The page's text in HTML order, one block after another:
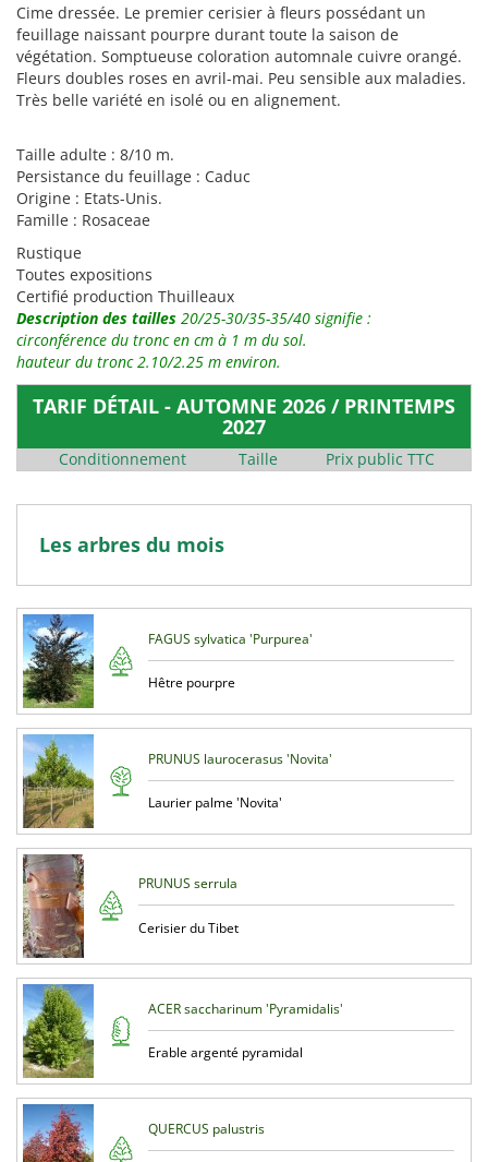
Cime dressée. Le premier cerisier à fleurs possédant un
feuillage naissant pourpre durant toute la saison de
végétation. Somptueuse coloration automnale cuivre orangé.
Fleurs doubles roses en avril-mai. Peu sensible aux maladies.
Très belle variété en isolé ou en alignement.
Taille adulte : 8/10 m.
Persistance du feuillage : Caduc
Origine : Etats-Unis.
Famille : Rosaceae
Rustique
Toutes expositions
Certifié production Thuilleaux
Description des tailles 20/25-30/35-35/40 signifie :
circonférence du tronc en cm à 1 m du sol.
hauteur du tronc 2.10/2.25 m environ.
TARIF DÉTAIL - AUTOMNE 2026 / PRINTEMPS
2027
Conditionnement Taille Prix public TTC
Les arbres du mois
FAGUS sylvatica 'Purpurea'
Hêtre pourpre
PRUNUS laurocerasus 'Novita'
Laurier palme 'Novita'
PRUNUS serrula
Cerisier du Tibet
ACER saccharinum 'Pyramidalis'
Erable argenté pyramidal
QUERCUS palustris